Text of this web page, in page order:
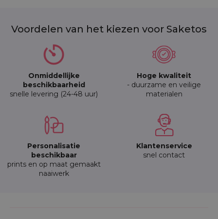
Voordelen van het kiezen voor Saketos
Onmiddellijke
beschikbaarheid
snelle levering (24-48 uur)
Hoge kwaliteit
- duurzame en veilige
materialen
Personalisatie
beschikbaar
prints en op maat gemaakt
naaiwerk
Klantenservice
snel contact